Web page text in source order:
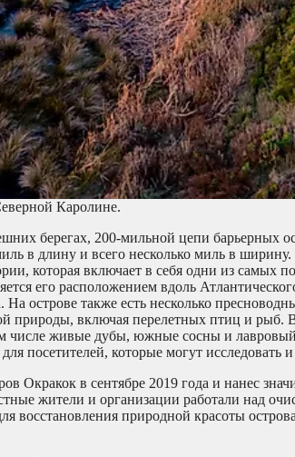
Каролине.
берегах, 200-мильной цепи барьерных
в длину и всего несколько миль в
которая включает в себя одни из
его расположением вдоль
На острове также есть несколько
природы, включая перелетных птиц и рыб.
числе живые дубы, южные сосны и
посетителей, которые могут исследовать
Окракок в сентябре 2019 года и нанес
жители и организации работали над
восстановления природной красоты